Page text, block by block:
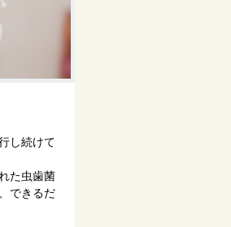
し続けて
た虫歯菌
できるだ